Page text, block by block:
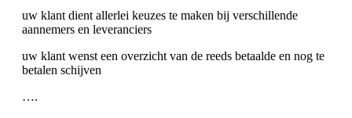
uw klant dient allerlei keuzes te maken bij verschillende
aannemers en leveranciers
uw klant wenst een overzicht van de reeds betaalde en nog te
betalen schijven
….